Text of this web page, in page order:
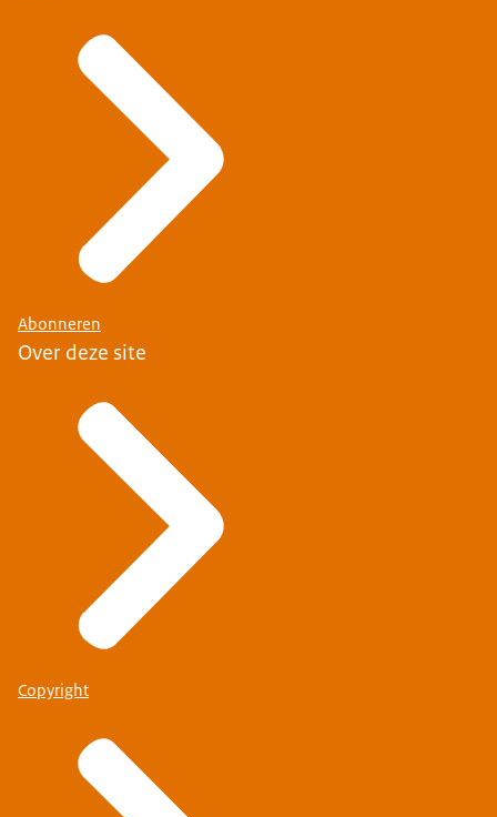
Abonneren
Over deze site
Copyright